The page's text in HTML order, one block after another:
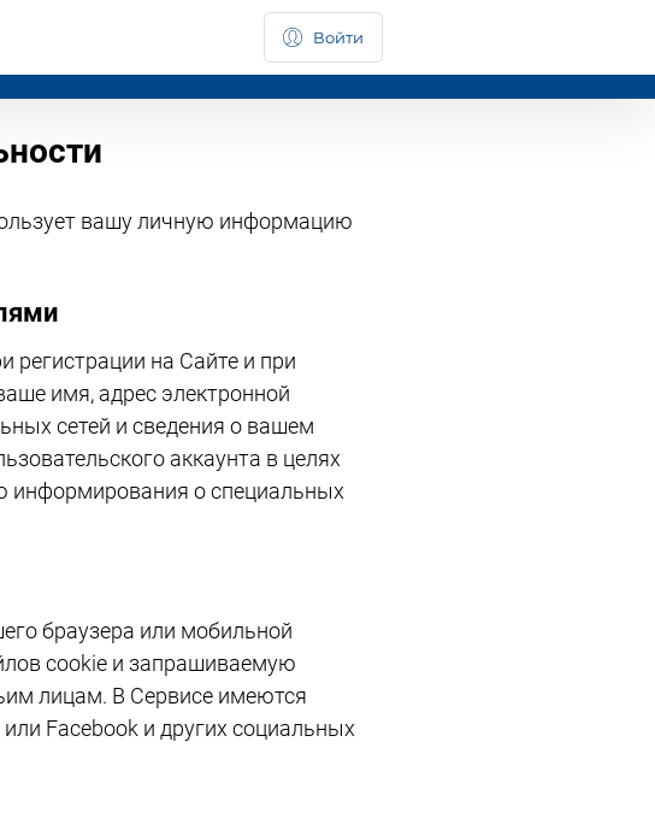
Войти
вашу личную информацию
регистрации на Сайте и при
имя, адрес электронной
сетей и сведения о вашем
аккаунта в целях
информирования о специальных
браузера или мобильной
cookie и запрашиваемую
лицам. В Сервисе имеются
Facebook и других социальных